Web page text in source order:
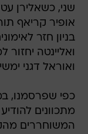
שני, כשאלירן
אופיר קריאף
בניון חזר
ואליינטה
ואוראל דגני
כפי שפרסמנו,
מתכוונים
המשוחררים